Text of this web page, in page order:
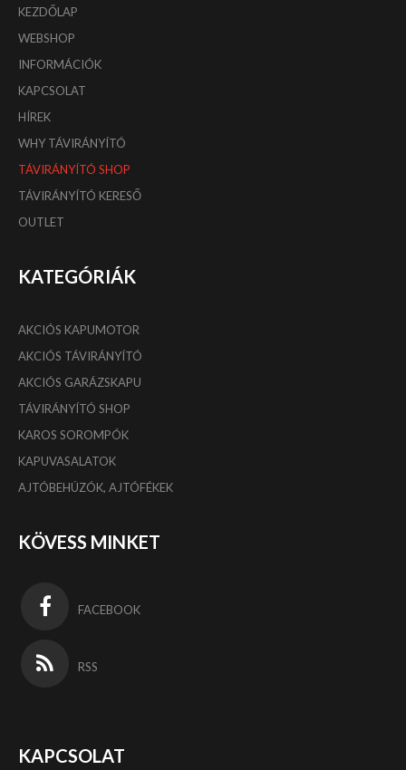
KEZDŐLAP
WEBSHOP
INFORMÁCIÓK
KAPCSOLAT
HÍREK
WHY TÁVIRÁNYÍTÓ
TÁVIRÁNYÍTÓ SHOP
TÁVIRÁNYÍTÓ KERESŐ
OUTLET
KATEGÓRIÁK
AKCIÓS KAPUMOTOR
AKCIÓS TÁVIRÁNYÍTÓ
AKCIÓS GARÁZSKAPU
TÁVIRÁNYÍTÓ SHOP
KAROS SOROMPÓK
KAPUVASALATOK
AJTÓBEHÚZÓK, AJTÓFÉKEK
KÖVESS MINKET
FACEBOOK
RSS
KAPCSOLAT